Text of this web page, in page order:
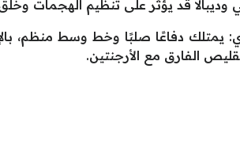
قد يؤثر على تنظيم الهجمات
يمتلك دفاعًا صلبًا وخط وسط منظم،
الفارق مع الأرجنتين.